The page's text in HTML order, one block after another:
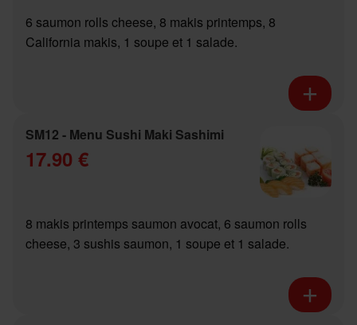
6 saumon rolls cheese, 8 makis printemps, 8
California makis, 1 soupe et 1 salade.
SM12 - Menu Sushi Maki Sashimi
17.90 €
8 makis printemps saumon avocat, 6 saumon rolls
cheese, 3 sushis saumon, 1 soupe et 1 salade.